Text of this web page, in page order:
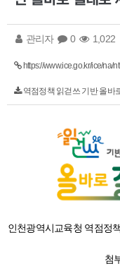
관리자 0 1,022
https://www.ice.go.kr/ice/na/
역점정책 읽걷쓰 기반 올바
인천광역시교육청 역점정
첨